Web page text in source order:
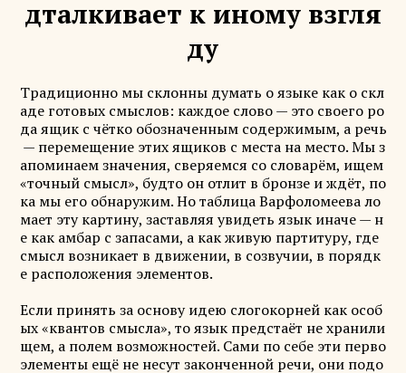
дталкивает к иному взгля
ду
Традиционно мы склонны думать о языке как о скл
аде готовых смыслов: каждое слово — это своего ро
да ящик с чётко обозначенным содержимым, а речь
— перемещение этих ящиков с места на место. Мы з
апоминаем значения, сверяемся со словарём, ищем
«точный смысл», будто он отлит в бронзе и ждёт, по
ка мы его обнаружим. Но таблица Варфоломеева ло
мает эту картину, заставляя увидеть язык иначе — н
е как амбар с запасами, а как живую партитуру, где
смысл возникает в движении, в созвучии, в порядк
е расположения элементов.
Если принять за основу идею слогокорней как особ
ых «квантов смысла», то язык предстаёт не хранили
щем, а полем возможностей. Сами по себе эти перво
элементы ещё не несут законченной речи, они подо